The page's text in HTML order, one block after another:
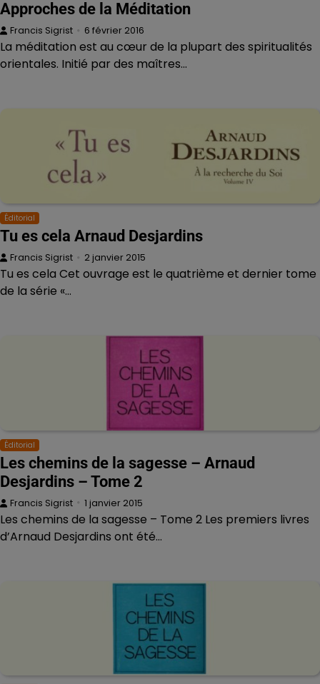
Approches de la Méditation
Francis Sigrist 6 février 2016
La méditation est au cœur de la plupart des spiritualités
orientales. Initié par des maîtres…
Éditorial
Tu es cela Arnaud Desjardins
Francis Sigrist 2 janvier 2015
Tu es cela Cet ouvrage est le quatrième et dernier tome
de la série «…
Éditorial
Les chemins de la sagesse – Arnaud
Desjardins – Tome 2
Francis Sigrist 1 janvier 2015
Les chemins de la sagesse – Tome 2 Les premiers livres
d’Arnaud Desjardins ont été…